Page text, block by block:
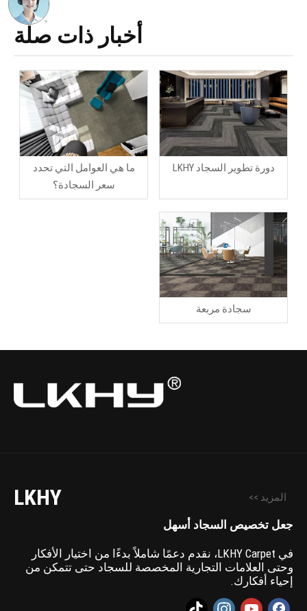
أخبار ذات صلة
دورة تطوير السجاد LKHY
ما هي العوامل التي تحدد
سعر السجادة؟
سجادة مربعة
LKHY المزيد >>
جعل تخصيص السجاد أسهل
في LKHY Carpet، نقدم دعمًا شاملاً بدءًا من اختيار الأفكار
وحتى العلامات التجارية المخصصة للسجاد حتى تتمكن من
إحياء أفكارك.